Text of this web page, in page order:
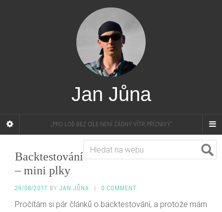
Jan Jůna
„PRO LOĎ BEZ CÍLE NENÍ ŽÁDNÝ VÍTR PŘÍZNIVÝ”
Backtestování
– mini plky
29/08/2017 BY JAN JŮNA 0 COMMENT
Pročítám si pár článků o backtestování, a protože mám